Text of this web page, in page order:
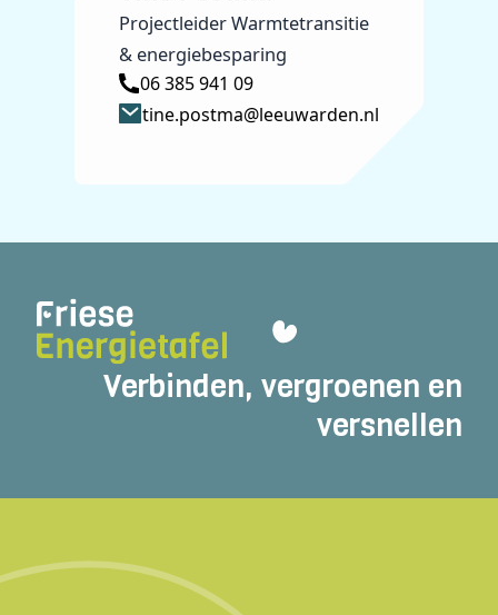
Projectleider Warmtetransitie
& energiebesparing
06 385 941 09
tine.postma@leeuwarden.nl
Verbinden, vergroenen en
versnellen